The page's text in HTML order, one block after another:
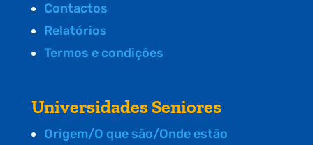
Contactos
Relatórios
Termos e condições
Universidades Seniores
Origem/O que são/Onde estão